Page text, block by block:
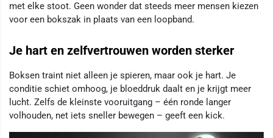
met elke stoot. Geen wonder dat steeds meer mensen kiezen
voor een bokszak in plaats van een loopband.
Je hart en zelfvertrouwen worden sterker
Boksen traint niet alleen je spieren, maar ook je hart. Je
conditie schiet omhoog, je bloeddruk daalt en je krijgt meer
lucht. Zelfs de kleinste vooruitgang – één ronde langer
volhouden, net iets sneller bewegen – geeft een kick.